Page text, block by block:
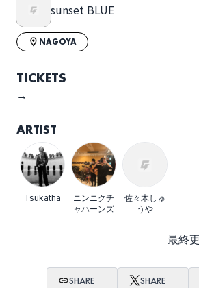
sunset BLUE
NAGOYA
TICKETS
→
ARTIST
Tsukatha
ニンニクチ
ャハーンズ
佐々木しゅ
うや
最終
SHARE SHARE